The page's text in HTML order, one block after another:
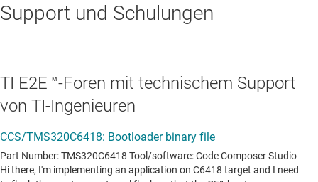
Support und Schulungen
TI E2E™-Foren mit technischem Support
von TI-Ingenieuren